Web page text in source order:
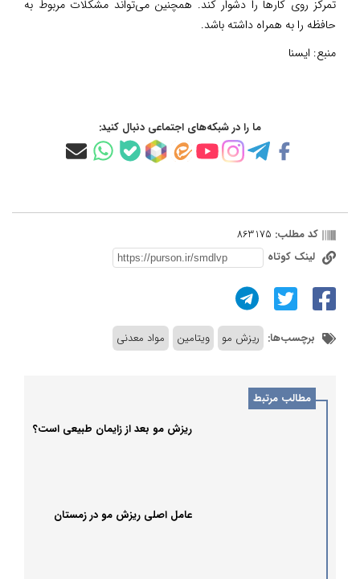
تمرکز روی کارها را دشوار کند. همچنین می‌تواند مشکلات مربوط به
حافظه را به همراه داشته باشد.
منبع: ایسنا
ما را در شبکه‌های اجتماعی دنبال کنید:
کد مطلب: 863175
لینک کوتاه
برچسب‌ها: ریزش مو ویتامین مواد معدنی
مطالب مرتبط
ریزش مو بعد از زایمان طبیعی است؟
عامل اصلی ریزش مو در زمستان